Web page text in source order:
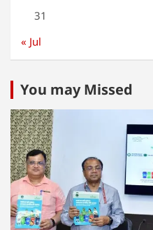
31
« Jul
You may Missed